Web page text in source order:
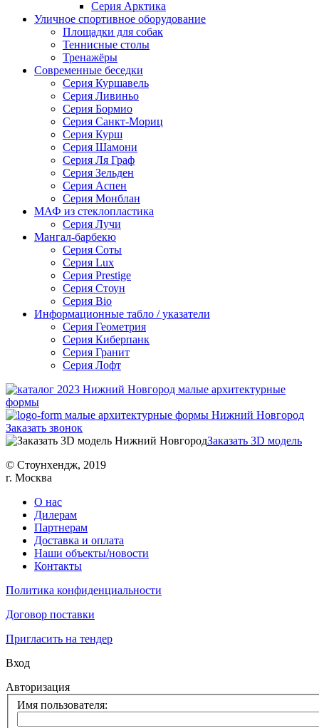
Серия Арктика
Уличное спортивное оборудование
Площадки для собак
Теннисные столы
Тренажёры
Современные беседки
Серия Куршавель
Серия Ливиньо
Серия Бормио
Серия Санкт-Мориц
Серия Курш
Серия Шамони
Серия Ля Граф
Серия Зельден
Серия Аспен
Серия Монблан
МАФ из стеклопластика
Серия Лучи
Мангал-барбекю
Серия Соты
Серия Lux
Серия Prestige
Серия Стоун
Серия Bio
Информационные табло / указатели
Серия Геометрия
Серия Киберпанк
Серия Гранит
Серия Лофт
Заказать звонок
Заказать 3D модель
© Cтоунхендж, 2019
г. Москва
О нас
Дилерам
Партнерам
Доставка и оплата
Наши объекты/новости
Контакты
Политика конфиденциальности
Договор поставки
Пригласить на тендер
Вход
Авторизация
Имя пользователя: